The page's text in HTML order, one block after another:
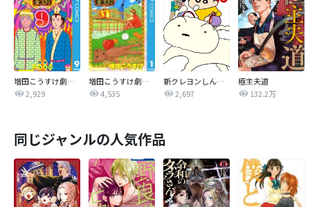
増田こうすけ劇場 ギャグマンガ日和GB
2,929
増田こうすけ劇場 ギャグマンガ日和
4,535
新クレヨンしんちゃん
2,697
極主夫道
132.2万
同じジャンルの人気作品